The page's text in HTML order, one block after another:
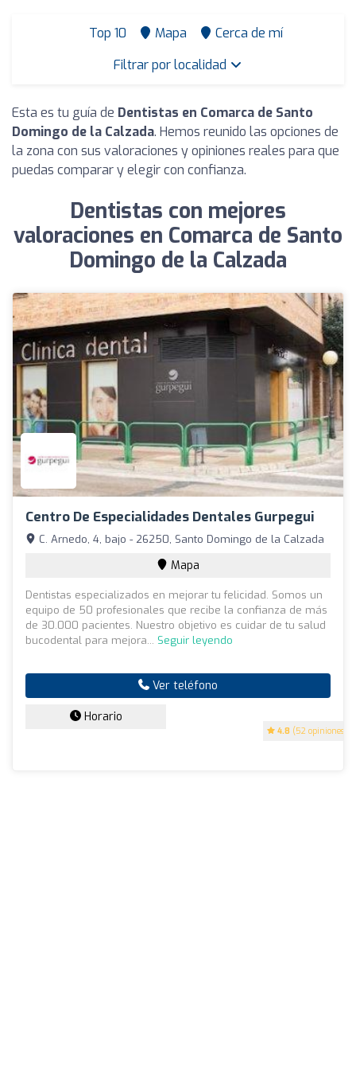
Top 10 Mapa
Cerca de mí
Filtrar por localidad
Esta es tu guía de Dentistas en Comarca de Santo
Domingo de la Calzada. Hemos reunido las opciones de
la zona con sus valoraciones y opiniones reales para que
puedas comparar y elegir con confianza.
Dentistas con mejores
valoraciones en Comarca de Santo
Domingo de la Calzada
Centro De Especialidades Dentales Gurpegui
4.8 (52 opiniones)
C. Arnedo, 4, bajo - 26250, Santo Domingo de la Calzada
Mapa
Dentistas especializados en mejorar tu felicidad. Somos un
equipo de 50 profesionales que recibe la confianza de más
de 30.000 pacientes. Nuestro objetivo es cuidar de tu salud
bucodental para mejora... Seguir leyendo
Ver teléfono
Horario